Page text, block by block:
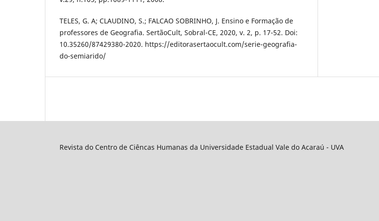
TELES, G. A; CLAUDINO, S.; FALCAO SOBRINHO, J. Ensino e Formação de
professores de Geografia. SertãoCult, Sobral-CE, 2020, v. 2, p. 17-52. Doi:
10.35260/87429380-2020. https://editorasertaocult.com/serie-geografia-
do-semiarido/
Revista do Centro de Ciêncas Humanas da Universidade Estadual Vale do Acaraú - UVA